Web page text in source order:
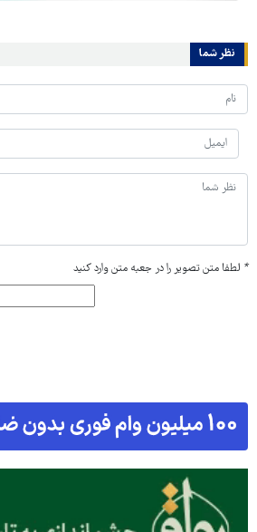
نظر شما
* لطفا متن تصویر را در جعبه متن وارد کنید